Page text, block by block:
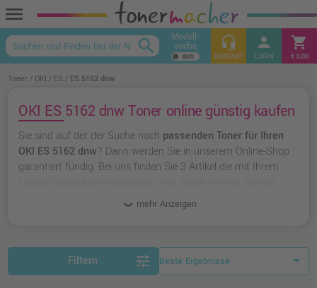
menu
keyboard_arrow_up
search Modell-
suche headset_mic
KONTAKT
person
LOGIN
shopping_cart
€ 0,00
Toner OKI ES ES 5162 dnw
OKI ES 5162 dnw Toner online günstig kaufen
Sie sind auf der der Suche nach passenden Toner für Ihren
OKI ES 5162 dnw? Dann werden Sie in unserem Online-Shop
garantiert fündig. Bei uns finden Sie 3 Artikel die mit Ihrem
wählen oder zu
mehr Anzeigen
Filtern tune